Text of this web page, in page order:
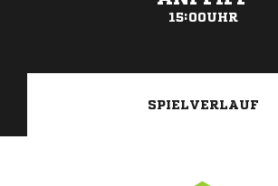
15:00UHR
SPIELVERLAUF